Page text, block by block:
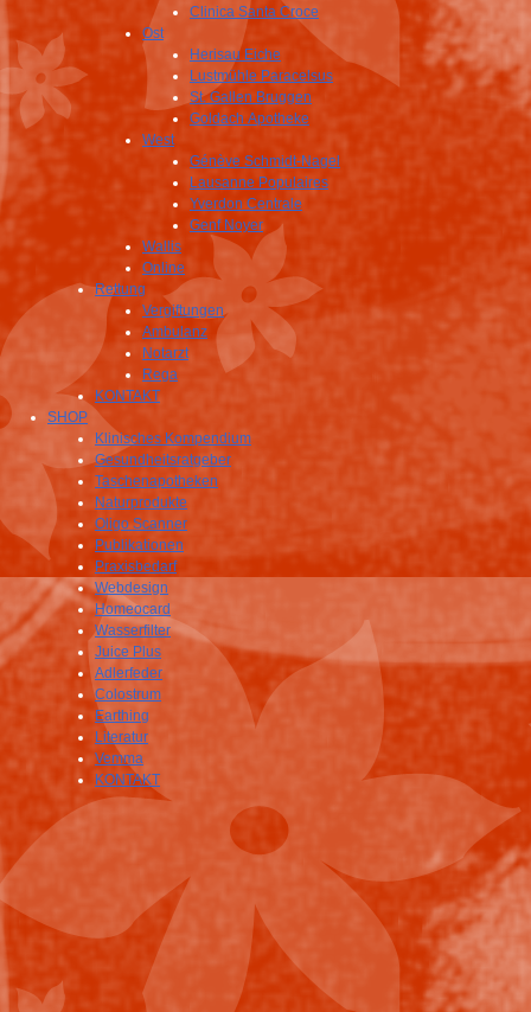
Clinica Santa Croce
Ost
Herisau Eiche
Lustmühle Paracelsus
St. Gallen Bruggen
Goldach Apotheke
West
Génève Schmidt-Nagel
Lausanne Populaires
Yverdon Centrale
Genf Noyer
Wallis
Online
Rettung
Vergiftungen
Ambulanz
Notarzt
Rega
KONTAKT
SHOP
Klinisches Kompendium
Gesundheitsratgeber
Taschenapotheken
Naturprodukte
Oligo Scanner
Publikationen
Praxisbedarf
Webdesign
Homeocard
Wasserfilter
Juice Plus
Adlerfeder
Colostrum
Earthing
Literatur
Vemma
KONTAKT